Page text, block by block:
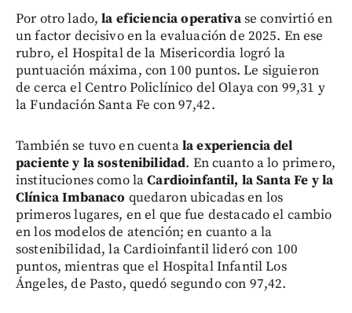
Por otro lado,la eficiencia operativase convirtió en
un factor decisivo en la evaluación de 2025. En ese
rubro, el Hospital de la Misericordia logró la
puntuación máxima, con 100 puntos. Le siguieron
de cerca el Centro Policlínico del Olaya con 99,31 y
la Fundación Santa Fe con 97,42.
También se tuvo en cuentala experiencia del
paciente y la sostenibilidad. En cuanto a lo primero,
instituciones como laCardioinfantil, la Santa Fe y la
Clínica Imbanaco quedaron ubicadas en los
primeros lugares, en el que fue destacado el cambio
en los modelos de atención; en cuanto a la
sostenibilidad, la Cardioinfantil lideró con 100
puntos, mientras que el Hospital Infantil Los
Ángeles, de Pasto, quedó segundo con 97,42.